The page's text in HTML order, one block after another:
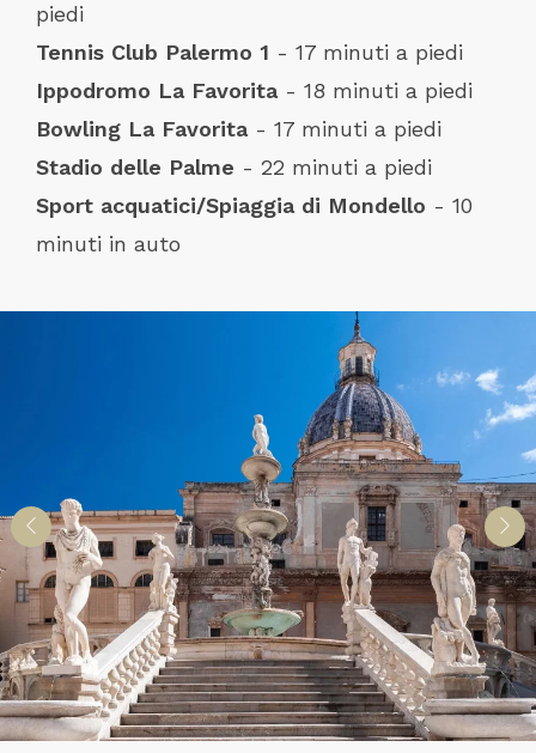
piedi
Tennis Club Palermo 1 - 17 minuti a piedi
Ippodromo La Favorita- 18 minuti a piedi
Bowling La Favorita- 17 minuti a piedi
Stadio delle Palme - 22 minuti a piedi
Sport acquatici/Spiaggia di Mondello - 10
minuti in auto